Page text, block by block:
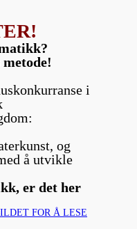
i
og
å utvikle
er det her
FOR Å LESE